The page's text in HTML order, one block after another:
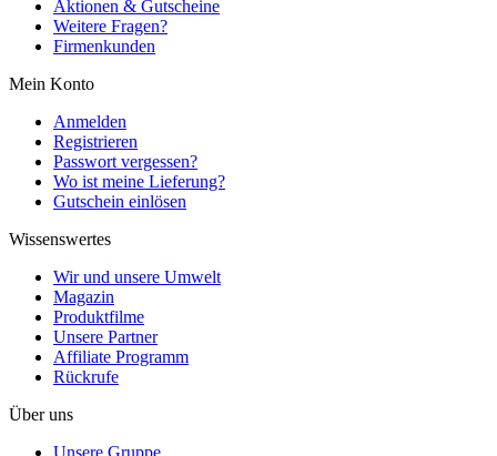
Aktionen & Gutscheine
Weitere Fragen?
Firmenkunden
Mein Konto
Anmelden
Registrieren
Passwort vergessen?
Wo ist meine Lieferung?
Gutschein einlösen
Wissenswertes
Wir und unsere Umwelt
Magazin
Produktfilme
Unsere Partner
Affiliate Programm
Rückrufe
Über uns
Unsere Gruppe